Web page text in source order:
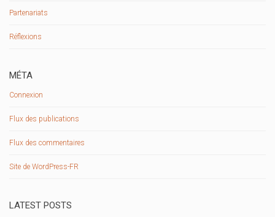
Partenariats
Réflexions
MÉTA
Connexion
Flux des publications
Flux des commentaires
Site de WordPress-FR
LATEST POSTS